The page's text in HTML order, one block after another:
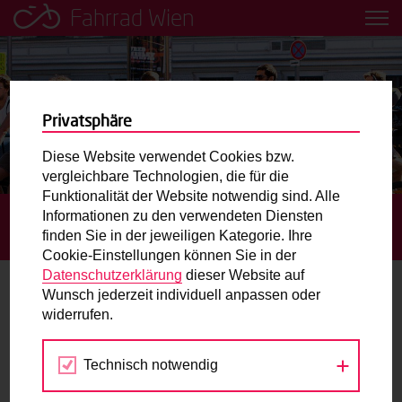
Fahrrad Wien
Leih dir einfach ein Transportfahrrad in deiner Nähe aus!
Mobilitätsbildung für Kinder und
Jugendliche
Radweg-Projektkarte
Routenplaner
Mit dem Fahrrad in Wien unterwegs? Hier finden Sie die
beste Route.
Wunschbox
Sie haben ein Anliegen zum Radverkehr? Schreiben Sie
STARTSEITE TERMINE
GRATIS RADCHECK BEIM 10
JAHRE „FRIENDS FEST“ AM KARMELITERMARKT
27.
JUN
2019
Privatsphäre
Diese Website verwendet Cookies bzw.
vergleichbare Technologien, die für die
Funktionalität der Website notwendig sind. Alle
Informationen zu den verwendeten Diensten
finden Sie in der jeweiligen Kategorie. Ihre
Cookie-Einstellungen können Sie in der
Datenschutzerklärung dieser Website auf
Wunsch jederzeit individuell anpassen oder
widerrufen.
Technisch notwendig